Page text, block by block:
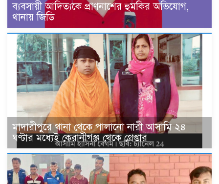
ব্যবসায়ী আদিত্যকে প্রাণনাশের হুমকির অভিযোগ,
থানায় জিডি
মাদারীপুরে থানা থেকে পালানো নারী আসামি ২৪
ঘণ্টার মধ্যেই কেরানীগঞ্জ থেকে গ্রেপ্তার